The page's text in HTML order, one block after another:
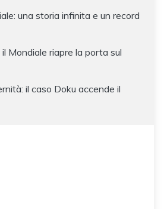
una storia infinita e un record
il Mondiale riapre la porta sul
il caso Doku accende il